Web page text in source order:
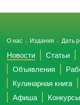
О нас Издания Дать
Новости Статьи
Объявления
Кулинарная книга
Афиша
Конкурсы